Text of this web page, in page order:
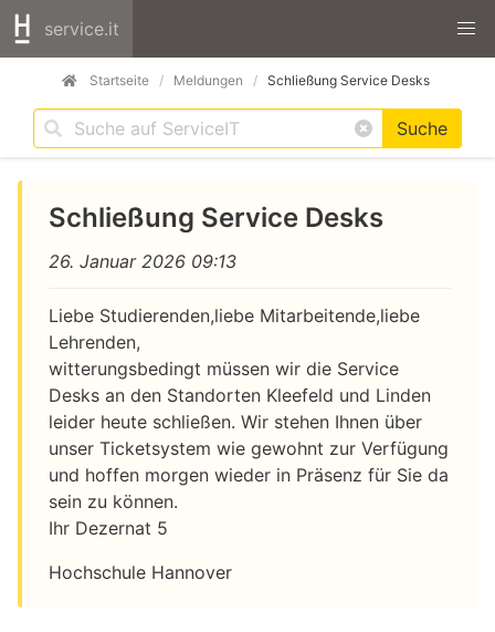
service.it
Startseite Meldungen Schließung Service Desks
Suche
Schließung Service Desks
26. Januar 2026 09:13
Liebe Studierenden,liebe Mitarbeitende,liebe
Lehrenden,
witterungsbedingt müssen wir die Service
Desks an den Standorten Kleefeld und Linden
leider heute schließen. Wir stehen Ihnen über
unser Ticketsystem wie gewohnt zur Verfügung
und hoffen morgen wieder in Präsenz für Sie da
sein zu können.
Ihr Dezernat 5
Hochschule Hannover